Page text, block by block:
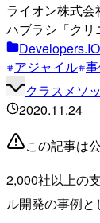
ライオン株式
ハブラシ「クリ
アジャイル
クラスメソ
2020.11.24
この記事は
2,000社以上の
ル開発の事例と